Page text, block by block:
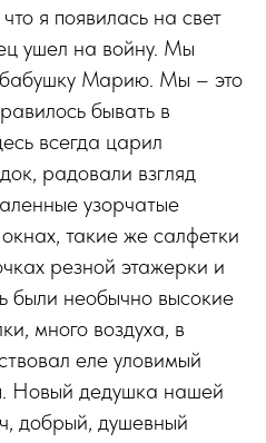
я появилась на свет
ушел на войну. Мы
Марию. Мы – это
бывать в
всегда царил
радовали взгляд
узорчатые
такие же салфетки
резной этажерки и
были необычно высокие
много воздуха, в
еле уловимый
Новый дедушка нашей
добрый, душевный